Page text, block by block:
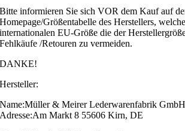
Bitte informieren Sie sich VOR dem Kauf auf
Homepage/Größentabelle des Herstellers,
internationalen EU-Größe die der
Fehlkäufe /Retouren zu vermeiden.
DANKE!
Hersteller:
Name:Müller & Meirer Lederwarenfabrik GmbH
Adresse:Am Markt 8 55606 Kirn, DE